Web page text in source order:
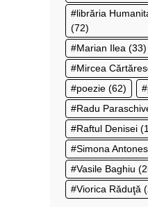
librăria
(72)
Marian Ilea (33)
Mircea
poezie (62)
Radu
Raftul Denisei
Simona
Vasile Baghiu
Viorica Răduţă